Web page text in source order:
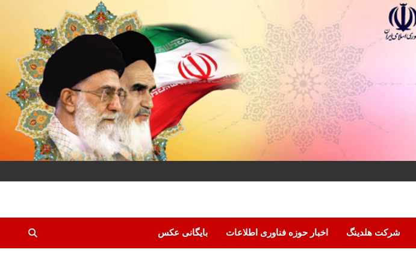
شرکت هلدینگ اخبار حوزه فناوری اطلاعات بایگانی عکس